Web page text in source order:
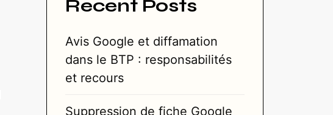
Recent Posts
Avis Google et diffamation
dans le BTP : responsabilités
et recours
Suppression de fiche Google